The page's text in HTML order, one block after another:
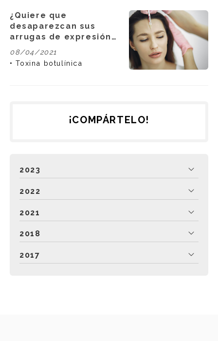
¿Quiere que
desaparezcan sus
arrugas de expresión?
¡En Kerala realizamos
tratamientos con
toxina butolínica!
08/04/2021
Toxina botulínica
¡COMPÁRTELO!
2023
2022
2021
2018
2017